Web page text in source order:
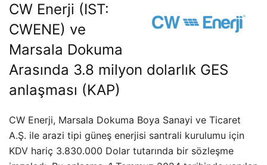
CW Enerji (IST:
CWENE) ve
Marsala Dokuma
Arasında 3.8 milyon dolarlık GES
anlaşması (KAP)
CW Enerji, Marsala Dokuma Boya Sanayi ve Ticaret
A.Ş. ile arazi tipi güneş enerjisi santrali kurulumu için
KDV hariç 3.830.000 Dolar tutarında bir sözleşme